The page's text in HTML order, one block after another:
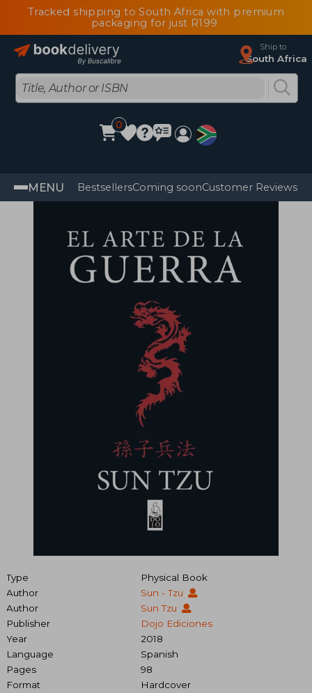
Tracked shipping to South Africa with premium
packaging for just R199
Ship to
South Africa
0
MENU BestsellersComing soonCustomer Reviews
Type
Physical Book
Author
Sun - Tzu
Author
Sun Tzu
Publisher
Dojo Ediciones
Year
2018
Language
Spanish
Pages
98
Format
Hardcover